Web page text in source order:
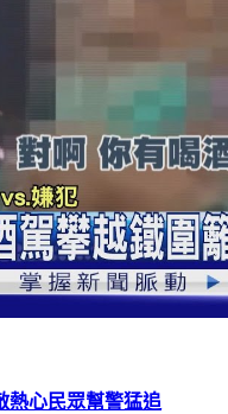
心民眾幫警猛追